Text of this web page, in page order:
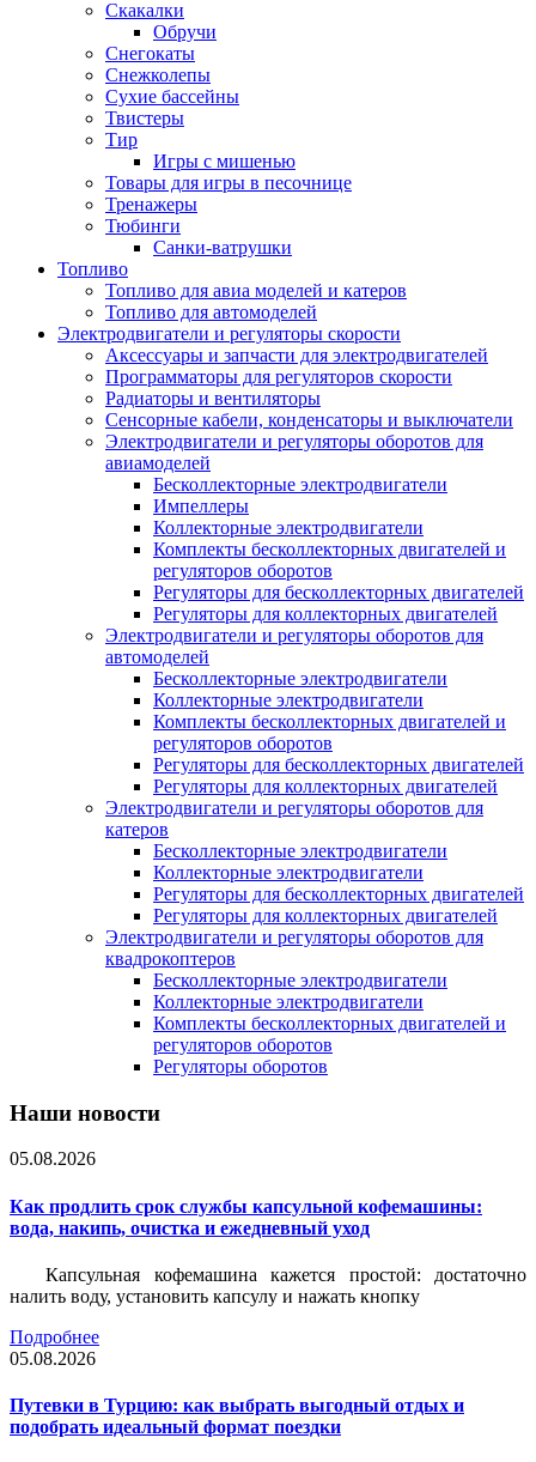
Скакалки
Обручи
Снегокаты
Снежколепы
Сухие бассейны
Твистеры
Тир
Игры с мишенью
Товары для игры в песочнице
Тренажеры
Тюбинги
Санки-ватрушки
Топливо
Топливо для авиа моделей и катеров
Топливо для автомоделей
Электродвигатели и регуляторы скорости
Аксессуары и запчасти для электродвигателей
Программаторы для регуляторов скорости
Радиаторы и вентиляторы
Сенсорные кабели, конденсаторы и выключатели
Электродвигатели и регуляторы оборотов для
авиамоделей
Бесколлекторные электродвигатели
Импеллеры
Коллекторные электродвигатели
Комплекты бесколлекторных двигателей и
регуляторов оборотов
Регуляторы для бесколлекторных двигателей
Регуляторы для коллекторных двигателей
Электродвигатели и регуляторы оборотов для
автомоделей
Бесколлекторные электродвигатели
Коллекторные электродвигатели
Комплекты бесколлекторных двигателей и
регуляторов оборотов
Регуляторы для бесколлекторных двигателей
Регуляторы для коллекторных двигателей
Электродвигатели и регуляторы оборотов для
катеров
Бесколлекторные электродвигатели
Коллекторные электродвигатели
Регуляторы для бесколлекторных двигателей
Регуляторы для коллекторных двигателей
Электродвигатели и регуляторы оборотов для
квадрокоптеров
Бесколлекторные электродвигатели
Коллекторные электродвигатели
Комплекты бесколлекторных двигателей и
регуляторов оборотов
Регуляторы оборотов
Наши новости
05.08.2026
Как продлить срок службы капсульной кофемашины:
вода, накипь, очистка и ежедневный уход
Капсульная кофемашина кажется простой: достаточно
налить воду, установить капсулу и нажать кнопку
Подробнее
05.08.2026
Путевки в Турцию: как выбрать выгодный отдых и
подобрать идеальный формат поездки